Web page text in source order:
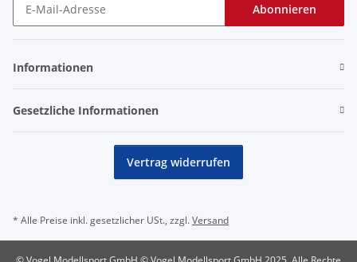
Abonnieren
Informationen
Gesetzliche Informationen
Vertrag widerrufen
* Alle Preise inkl. gesetzlicher USt., zzgl.Versand